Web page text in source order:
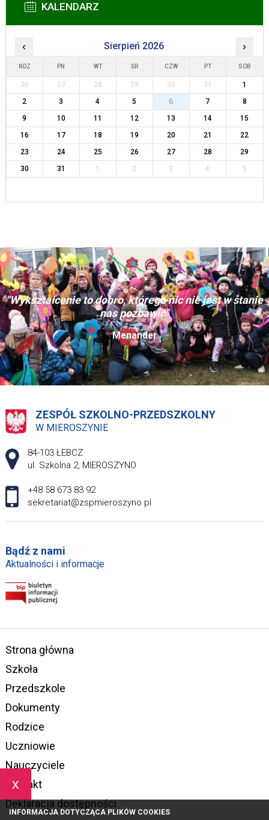
x
INFORMACJA DOTYCZĄCA PLIKÓW COOKIES
KALENDARZ
‹ Sierpień 2026 ›
NDZ PN WT ŚR CZW PT SOB
26 27 28 29 30 31
1
2
3 4 5 6 7
8
9
10 11 12 13 14
15
16
17 18 19 20 21
22
23
24 25 26 27 28
29
30
31 1 2 3 4 5
"Wykształcenie to dobro, którego nic nie jest w stanie
nas pozbawić"
Menander
ZESPÓŁ SZKOLNO-PRZEDSZKOLNY
W MIEROSZYNIE
Adres pocztowy:
84-103 ŁEBCZ
ul. Szkolna 2, MIEROSZYNO
+48 58 673 83 92
sekretariat@zspmieroszyno.pl
Bądź z nami
Aktualności i informacje
Strona główna
Szkoła
Przedszkole
Dokumenty
Rodzice
Uczniowie
Nauczyciele
Kontakt
Deklaracja dostępności